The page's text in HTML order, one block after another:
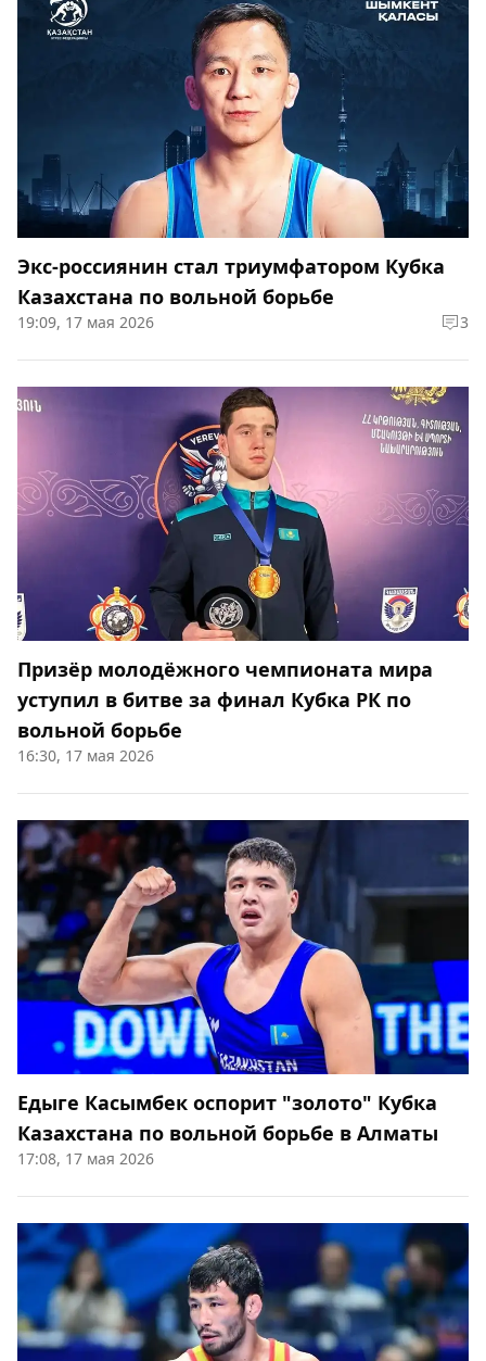
Экс-россиянин стал триумфатором Кубка
Казахстана по вольной борьбе
19:09, 17 мая 2026 3
Призёр молодёжного чемпионата мира
уступил в битве за финал Кубка РК по
вольной борьбе
16:30, 17 мая 2026
Едыге Касымбек оспорит "золото" Кубка
Казахстана по вольной борьбе в Алматы
17:08, 17 мая 2026